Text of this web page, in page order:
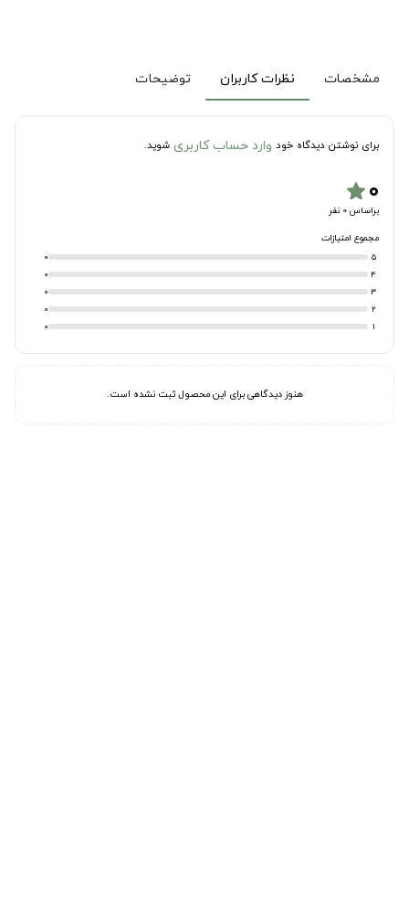
مشخصات نظرات کاربران توضیحات
برای نوشتن دیدگاه خود وارد حساب کاربری شوید.
۰star
براساس 0 نفر
مجموع امتیازات
5
0
4
0
3
0
2
0
1
0
هنوز دیدگاهی برای این محصول ثبت نشده است.